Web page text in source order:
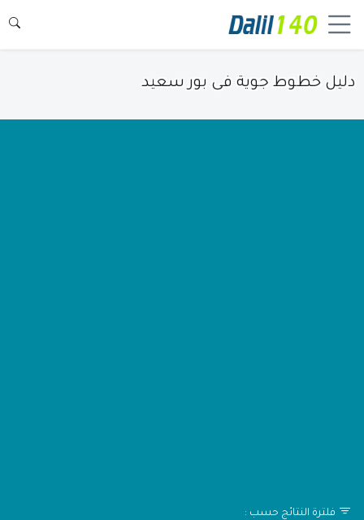
دليل خطوط جوية فى بور سعيد
فلترة النتائج حسب :